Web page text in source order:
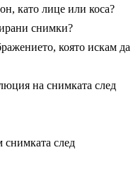
като лице или коса?
снимки?
която искам да
на снимката след
снимката след